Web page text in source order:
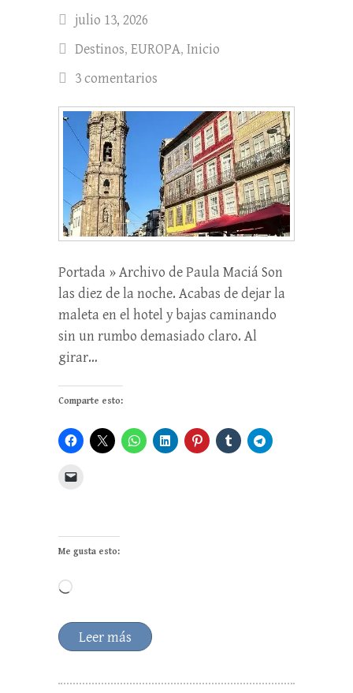
julio 13, 2026
Destinos, EUROPA, Inicio
3 comentarios
Portada » Archivo de Paula Maciá Son
las diez de la noche. Acabas de dejar la
maleta en el hotel y bajas caminando
sin un rumbo demasiado claro. Al
girar…
Comparte esto:
Me gusta esto:
Cargando...
Leer más